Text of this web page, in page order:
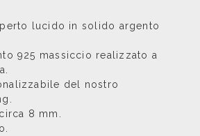
lucido in solido argento
925 massiccio realizzato a
del nostro
8 mm.